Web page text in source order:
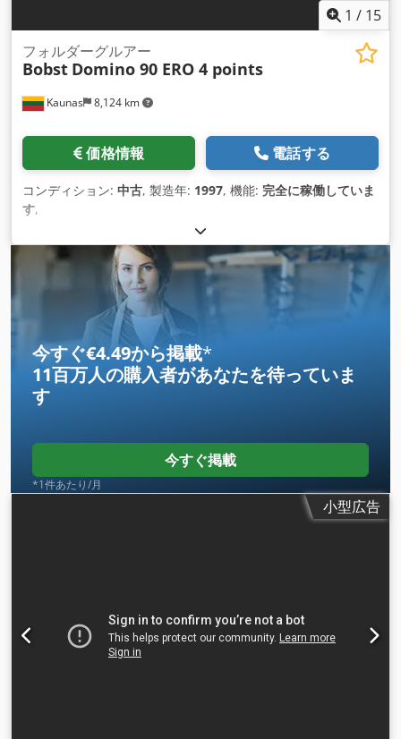
1 / 15
Kaunas 8,124 km
フォルダーグルアー
Bobst Domino 90 ERO 4 points
価格情報 電話する
コンディション: 中古, 製造年: 1997, 機能: 完全に稼働していま
す,
今すぐ€4.49から掲載*
11百万人の購入者があなたを待っていま
す
今すぐ掲載
*1件あたり/月
小型広告